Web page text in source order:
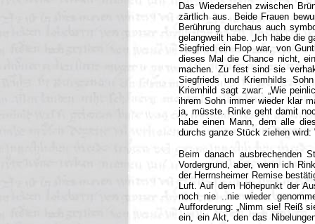
Das Wiedersehen zwischen
zärtlich aus. Beide Frauen
Berührung durchaus auch
gelangweilt habe. „Ich habe die
Siegfried ein Flop war, von
dieses Mal die Chance nicht,
machen. Zu fest sind sie
Siegfrieds und Kriemhilds
Kriemhild sagt zwar: „Wie
ihrem Sohn immer wieder klar
ja, müsste. Rinke geht damit
habe einen Mann, dem alle
durchs ganze Stück ziehen
Beim danach
Vordergrund, aber, wenn ich
der Herrnsheimer Remise
Luft. Auf dem Höhepunkt der
noch nie ..nie wieder
Aufforderung: „Nimm sie! Reiß
ein, ein Akt, den das